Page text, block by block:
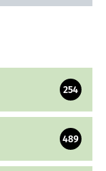
254
489